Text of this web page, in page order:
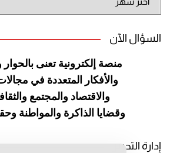
الموقع
السؤال الآن
منصة إلكترونية تعنى
والأفكار المتعددة في
والاقتصاد والمجتمع
وقضايا الذاكرة والمواطنة
إدارة التحرير